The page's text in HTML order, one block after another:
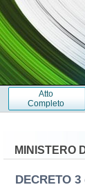
Atto
Completo
MINISTERO
DECRETO 3